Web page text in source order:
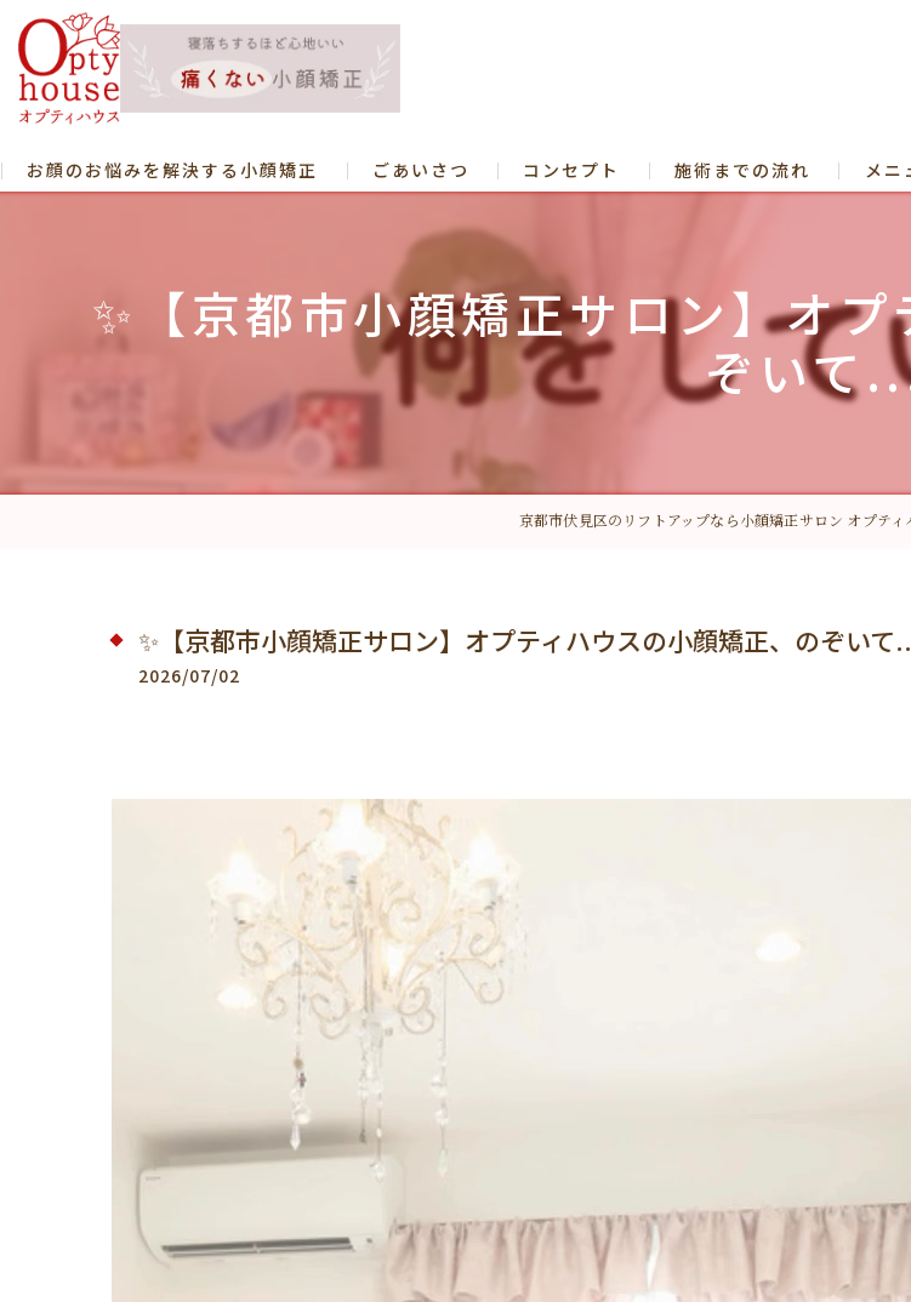
お顔のお悩みを解決する小顔矯正 ごあいさつ コンセプト 施術までの流れ メニ
✨【京都市小顔矯正サロン】オ
ぞいて
京都市伏見区のリフトアップなら小顔矯正サロン オプティ
✨【京都市小顔矯正サロン】オプティハウスの小顔矯正、のぞいて
2026/07/02